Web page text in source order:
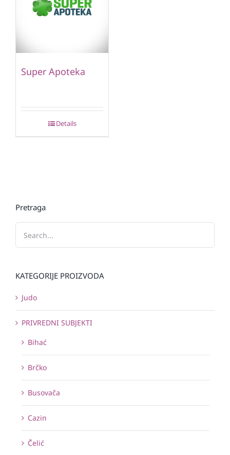
Super Apoteka
Details
Pretraga
KATEGORIJE PROIZVODA
Judo
PRIVREDNI SUBJEKTI
Bihać
Brčko
Busovača
Cazin
Čelić